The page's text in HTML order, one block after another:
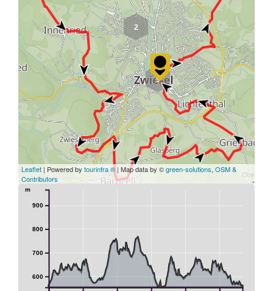
2
9
Leaflet | Powered by tourinfra ®| Map data by ©green-solutions, OSM &
Contributors
600
700
800
900
m